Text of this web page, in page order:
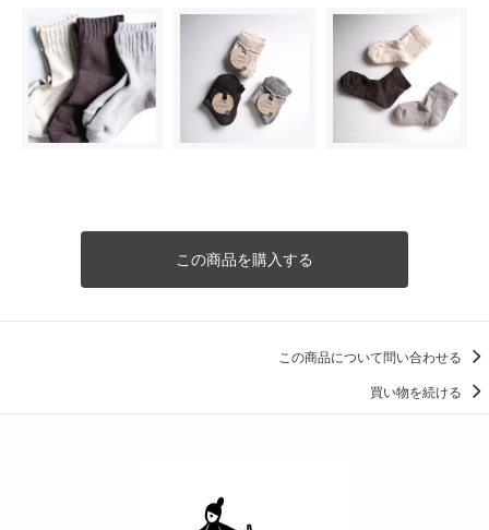
この商品を購入する
この商品について問い合わせる
買い物を続ける